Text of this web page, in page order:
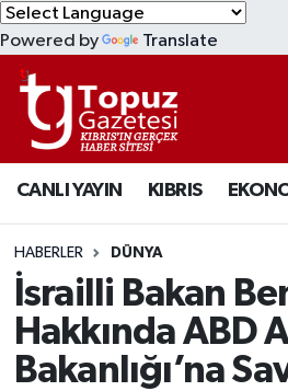
Powered by Translate
CANLI YAYIN KIBRIS
HABERLER DÜNYA
İsrailli Bakan
Hakkında ABD
Bakanlığı’na
KIBRIS
DÜNYA
EKONOMİ
MAGAZİN
SAĞLIK
SPOR
Lefkoşa Nöbetçi Eczaneler
Lefkoşa Hava Durumu
Lefkoşa Trafik Yoğunluk
Süper Lig Puan Durumu ve
Tüm Manşetler
Son Dakika Haberleri